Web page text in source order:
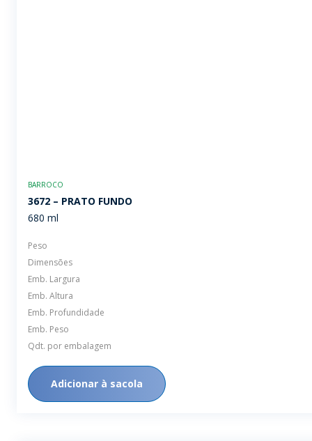
BARROCO
3672 – PRATO FUNDO
680 ml
Peso
Dimensões
Emb. Largura
Emb. Altura
Emb. Profundidade
Emb. Peso
Qdt. por embalagem
Adicionar à sacola